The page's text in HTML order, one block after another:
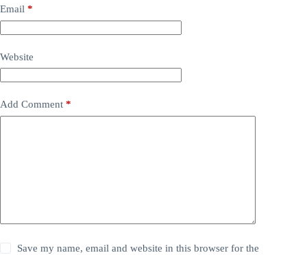
Email *
Website
Add Comment *
Save my name, email and website in this browser for the